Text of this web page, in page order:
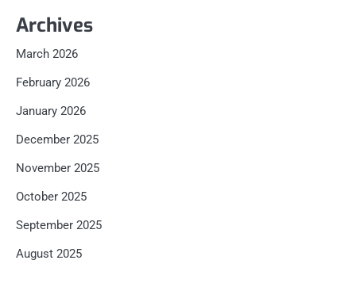
Archives
March 2026
February 2026
January 2026
December 2025
November 2025
October 2025
September 2025
August 2025